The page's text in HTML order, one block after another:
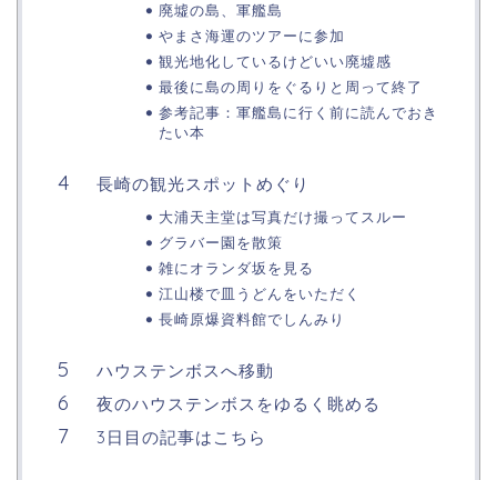
廃墟の島、軍艦島
やまさ海運のツアーに参加
観光地化しているけどいい廃墟感
最後に島の周りをぐるりと周って終了
参考記事：軍艦島に行く前に読んでおき
たい本
長崎の観光スポットめぐり
大浦天主堂は写真だけ撮ってスルー
グラバー園を散策
雑にオランダ坂を見る
江山楼で皿うどんをいただく
長崎原爆資料館でしんみり
ハウステンボスへ移動
夜のハウステンボスをゆるく眺める
3日目の記事はこちら